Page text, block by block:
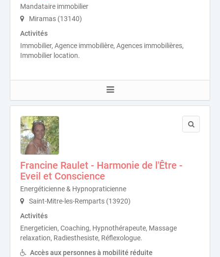
Mandataire immobilier
Miramas (13140)
Activités
Immobilier, Agence immobilière, Agences immobilières,
Immobilier location.
Francine Raulet - Harmonie de l'Être -
Eveil et Conscience
Energéticienne & Hypnopraticienne
Saint-Mitre-les-Remparts (13920)
Activités
Energeticien, Coaching, Hypnothérapeute, Massage
relaxation, Radiesthesiste, Réflexologue.
Accès aux personnes à mobilité réduite